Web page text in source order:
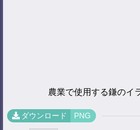
農業で使用する鎌のイ
ダウンロード PNG